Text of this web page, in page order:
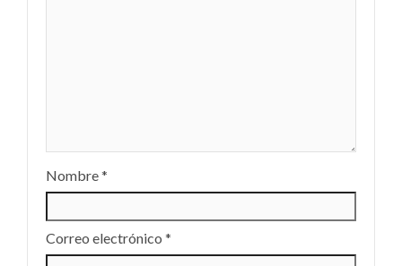
Nombre*
Correo electrónico *